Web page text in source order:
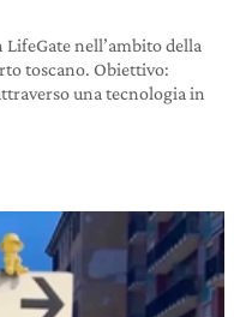
nell’ambito della
toscano. Obiettivo:
una tecnologia in